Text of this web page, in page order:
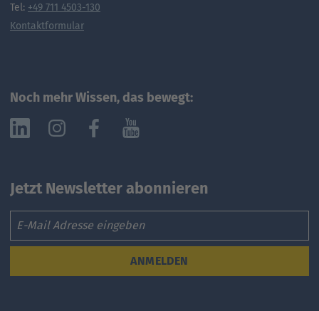
Tel: +49 711 4503-130
Kontaktformular
Noch mehr Wissen, das bewegt:
Jetzt Newsletter abonnieren
Email
ANMELDEN